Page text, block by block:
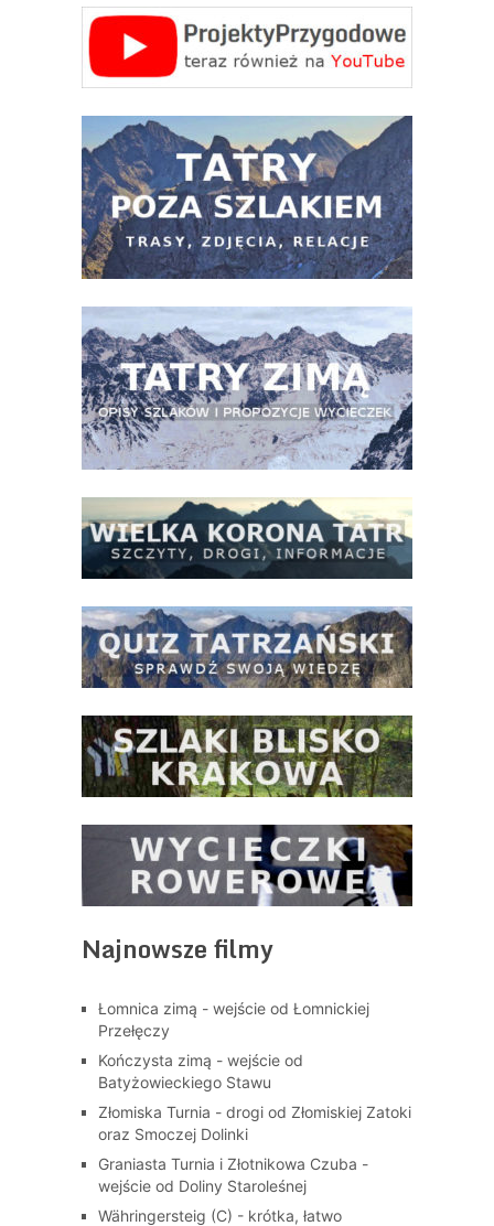
Najnowsze filmy
Łomnica zimą - wejście od Łomnickiej
Przełęczy
Kończysta zimą - wejście od
Batyżowieckiego Stawu
Złomiska Turnia - drogi od Złomiskiej Zatoki
oraz Smoczej Dolinki
Graniasta Turnia i Złotnikowa Czuba -
wejście od Doliny Staroleśnej
Währingersteig (C) - krótka, łatwo